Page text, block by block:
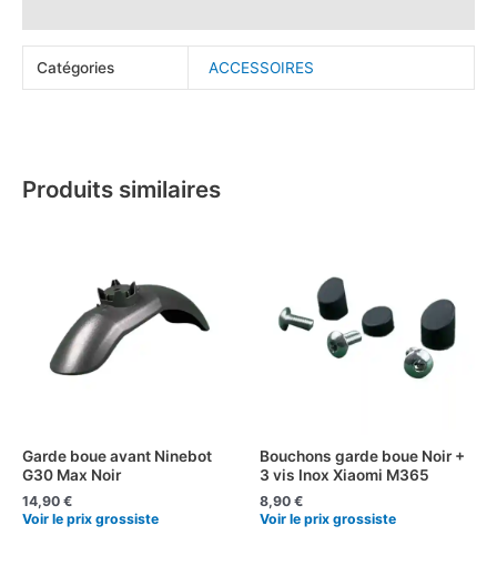
Catégories ACCESSOIRES
Produits similaires
Garde boue avant Ninebot
G30 Max Noir
14,90 €
Voir le prix grossiste
Bouchons garde boue Noir +
3 vis Inox Xiaomi M365
8,90 €
Voir le prix grossiste